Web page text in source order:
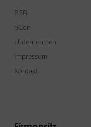
B2B
pCon
Unternehmen
Impressum
Kontakt